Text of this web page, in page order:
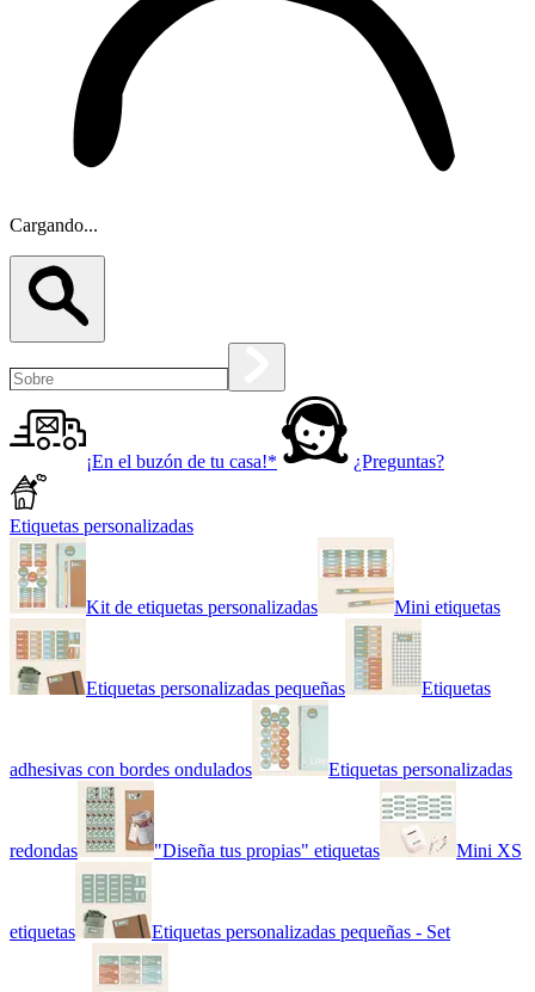
Cargando...
¡En el buzón de tu casa!* ¿Preguntas?
Etiquetas personalizadas
Kit de etiquetas personalizadas Mini etiquetas
Etiquetas personalizadas pequeñas Etiquetas
adhesivas con bordes ondulados Etiquetas personalizadas
redondas "Diseña tus propias" etiquetas Mini XS
etiquetas Etiquetas personalizadas pequeñas - Set